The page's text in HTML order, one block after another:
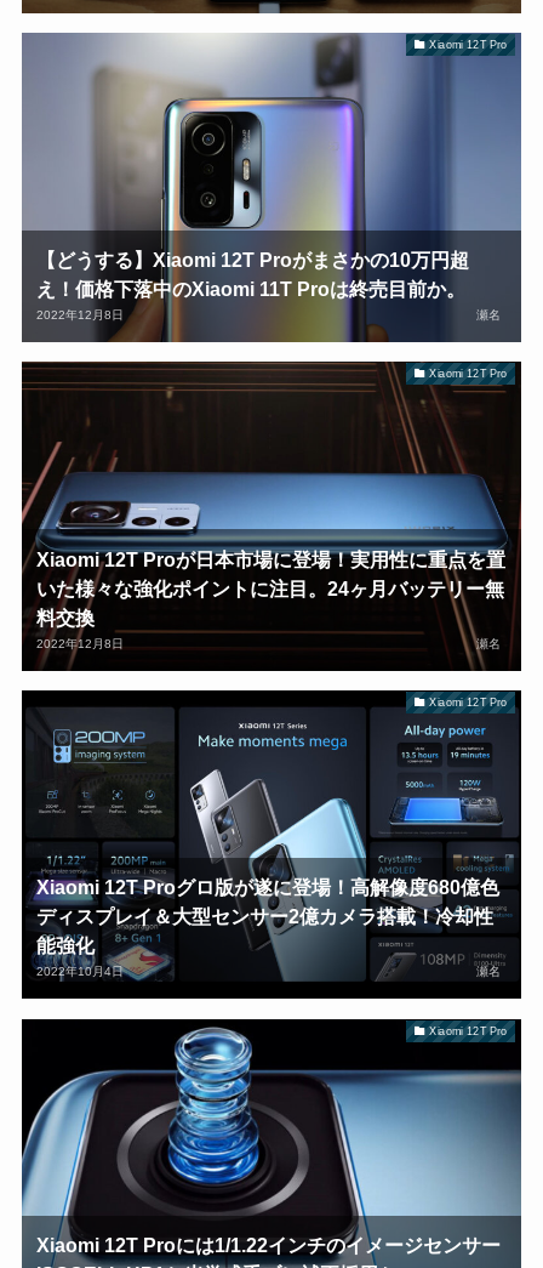
Xiaomi 12T Pro
【どうする】Xiaomi 12T Proがまさかの10万円超
え！価格下落中のXiaomi 11T Proは終売目前か。
2022年12月8日 瀬名
Xiaomi 12T Pro
Xiaomi 12T Proが日本市場に登場！実用性に重点を置
いた様々な強化ポイントに注目。24ヶ月バッテリー無
料交換
2022年12月8日 瀬名
Xiaomi 12T Pro
Xiaomi 12T Proグロ版が遂に登場！高解像度680億色
ディスプレイ＆大型センサー2億カメラ搭載！冷却性
能強化
2022年10月4日 瀬名
Xiaomi 12T Pro
Xiaomi 12T Proには1/1.22インチのイメージセンサー